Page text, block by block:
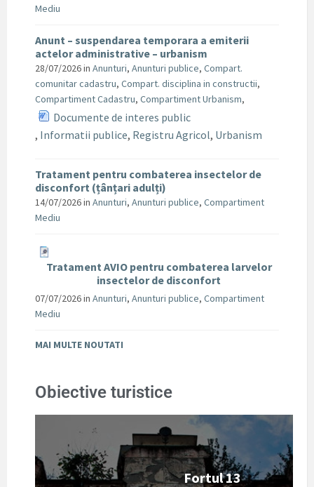
Mediu
Anunt – suspendarea temporara a emiterii
actelor administrative – urbanism
28/07/2026in Anunturi, Anunturi publice, Compart.
comunitar cadastru, Compart. disciplina in constructii,
Compartiment Cadastru, Compartiment Urbanism,
Documente de interes public
, Informatii publice, Registru Agricol, Urbanism
Tratament pentru combaterea insectelor de
disconfort (țânțari adulți)
14/07/2026in Anunturi, Anunturi publice, Compartiment
Mediu
Tratament AVIO pentru combaterea larvelor
insectelor de disconfort
07/07/2026in Anunturi, Anunturi publice, Compartiment
Mediu
MAI MULTE NOUTATI
Obiective turistice
Fortul 13